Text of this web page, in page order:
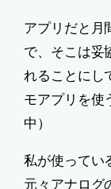
アプリだと月
で、そこは妥
れることにし
モアプリを使
中）
私が使ってい
元々アナログ